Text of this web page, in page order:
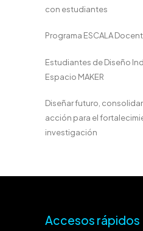
con estudiantes
Programa ESCALA
Estudiantes de Diseño
Espacio MAKER
Diseñar futuro,
acción para el
investigación
Accesos rápidos